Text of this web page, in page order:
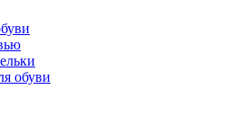
обуви